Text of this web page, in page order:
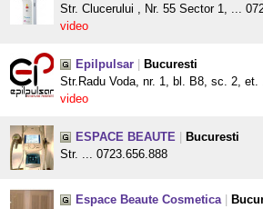
Str. Clucerului , Nr. 55 Sector 1, ...
video
Epilpulsar
Bucuresti
Str.Radu Voda, nr. 1, bl. B8, sc. 2, et.
video
ESPACE BEAUTE
Bucuresti
Str. ... 0723.656.888
Espace Beaute Cosmetica